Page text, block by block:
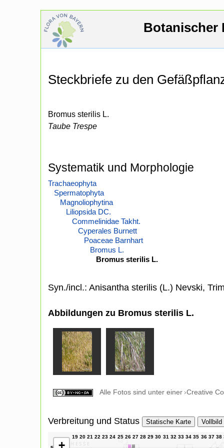
Botanischer
Steckbriefe zu den
Bromus sterilis L.
Taube Trespe
Systematik und Morphologie
Trachaeophyta
Spermatophyta
Magnoliophytina
Liliopsida DC.
Commelinidae Takht.
Cyperales Burnett
Poaceae Barnhart
Bromus L.
Bromus sterilis L.
Syn./incl.: Anisantha sterilis (L.) Nevski,
Abbildungen zu Bromus sterilis L.
Alle Fotos sind unter einer Creative
Verbreitung und Status Statische Karte Vollbild
+